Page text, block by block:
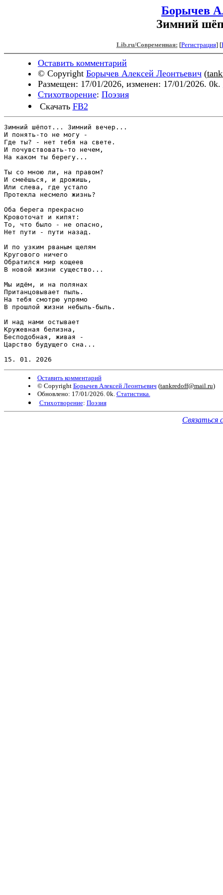
Борычев
Зимний
Lib.ru/Современная: [Регистрация] [
Оставить комментарий
© Copyright Борычев Алексей Леонтьевич(
Размещен: 17/01/2026, изменен: 17/01/2026. 0k.
Стихотворение: Поэзия
Скачать FB2
Зимний шёпот... Зимний вечер...
И понять-то не могу -
Где ты? - нет тебя на свете.
И почувствовать-то нечем,
На каком ты берегу...
Ты со мною ли, на правом?
И смеёшься, и дрожишь,
Или слева, где устало
Протекла несмело жизнь?
Оба берега прекрасно
Кровоточат и кипят:
То, что было - не опасно,
Нет пути - пути назад.
И по узким рваным щелям
Кругового ничего
Обратился мир кощеев
В новой жизни существо...
Мы идём, и на полянах
Пританцовывает пыль.
На тебя смотрю упрямо
В прошлой жизни небыль-быль.
И над нами остывает
Кружевная белизна,
Бесподобная, живая -
Царство будущего сна...
15. 01. 2026
Оставить комментарий
© Copyright Борычев Алексей Леонтьевич (tankredoff@mail.ru)
Обновлено: 17/01/2026. 0k. Статистика.
Стихотворение: Поэзия
Связаться